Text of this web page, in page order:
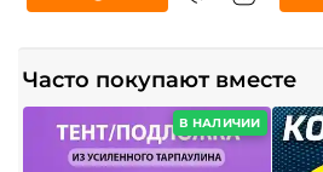
Часто покупают вместе
В НАЛИЧИИ